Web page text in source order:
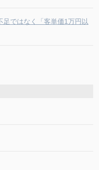
ではなく「客単価1万円以